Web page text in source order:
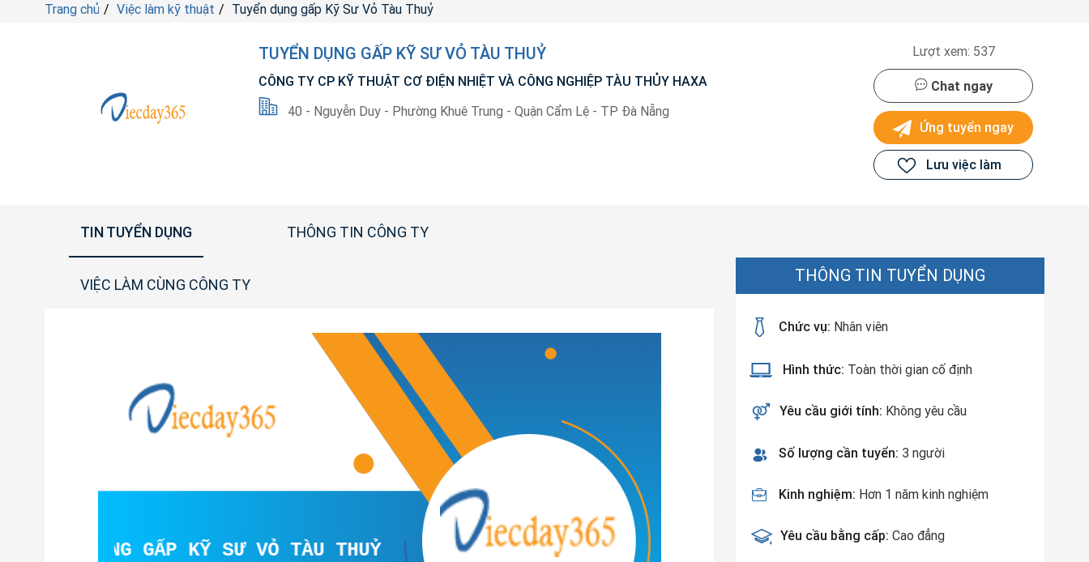
Trang chủ Việc làm kỹ thuật Tuyển dụng gấp Kỹ Sư Vỏ Tàu Thuỷ
TUYỂN DỤNG GẤP KỸ SƯ VỎ TÀU THUỶ
CÔNG TY CP KỸ THUẬT CƠ ĐIỆN NHIỆT VÀ CÔNG NGHIỆP TÀU THỦY HAXA
40 - Nguyễn Duy - Phường Khuê Trung - Quận Cẩm Lệ - TP Đà Nẵng
Lượt xem: 537
Chat ngay
Ứng tuyển ngay
Lưu việc làm
TIN TUYỂN DỤNG THÔNG TIN CÔNG TY
VIỆC LÀM CÙNG CÔNG TY
DỤNG GẤP KỸ SƯ VỎ TÀU THUỶ
THÔNG TIN TUYỂN DỤNG
Chức vụ: Nhân viên
Hình thức: Toàn thời gian cố định
Yêu cầu giới tính: Không yêu cầu
Số lượng cần tuyển: 3 người
Kinh nghiệm: Hơn 1 năm kinh nghiệm
Yêu cầu bằng cấp: Cao đẳng